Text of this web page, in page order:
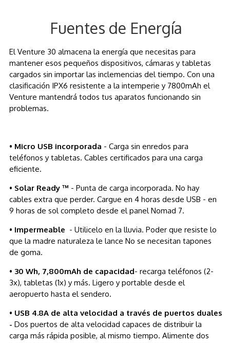
Fuentes de Energía
El Venture 30 almacena la energía que necesitas para
mantener esos pequeños dispositivos, cámaras y tabletas
cargados sin importar las inclemencias del tiempo. Con una
clasificación IPX6 resistente a la intemperie y 7800mAh el
Venture mantendrá todos tus aparatos funcionando sin
problemas.
• Micro USB incorporada - Carga sin enredos para
teléfonos y tabletas. Cables certificados para una carga
eficiente.
• Solar Ready ™ - Punta de carga incorporada. No hay
cables extra que perder. Cargue en 4 horas desde USB - en
9 horas de sol completo desde el panel Nomad 7.
• Impermeable - Utilicelo en la lluvia. Poder que resiste lo
que la madre naturaleza le lance No se necesitan tapones
de goma.
• 30 Wh, 7,800mAh de capacidad- recarga teléfonos (2-
3x), tabletas (1x) y más. Ligero y portable desde el
aeropuerto hasta el sendero.
• USB 4.8A de alta velocidad a través de puertos duales
- Dos puertos de alta velocidad capaces de distribuir la
carga más rápida posible, al mismo tiempo. Alimente dos